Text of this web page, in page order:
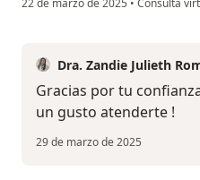
Dra. Zandie Julieth
Gracias por tu
un gusto atenderte !
29 de marzo de 2025